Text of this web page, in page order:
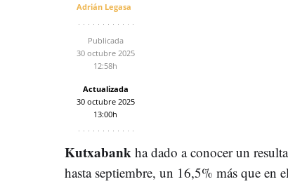
Adrián Legasa
Publicada
30 octubre 2025
12:58h
Actualizada
30 octubre 2025
13:00h
Kutxabank ha dado a conocer un
hasta septiembre, un 16,5% más que en el